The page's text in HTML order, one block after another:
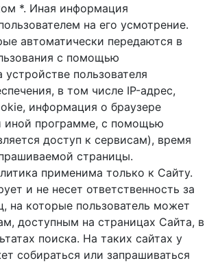
*. Иная информация
на его усмотрение.
автоматически передаются в
с помощью
устройстве пользователя
в том числе IP-адрес,
информация о браузере
иной программе, с помощью
доступ к cервисам), время
страницы.
применима только к Сайту.
и не несет ответственность за
на которые пользователь может
доступным на страницах Сайта, в
поиска. На таких сайтах у
собираться или запрашиваться